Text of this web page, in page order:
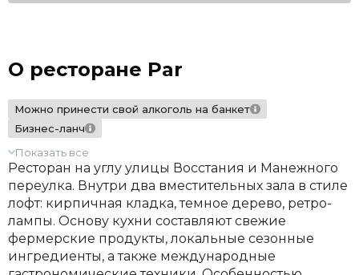
О ресторане Par
Можно принести свой алкоголь на банкет
Бизнес-ланч
Показать все
Ресторан на углу улицы Восстания и Манежного
переулка. Внутри два вместительных зала в стиле
лофт: кирпичная кладка, темное дерево, ретро-
лампы. Основу кухни составляют свежие
фермерские продукты, локальные сезонные
ингредиенты, а также международные